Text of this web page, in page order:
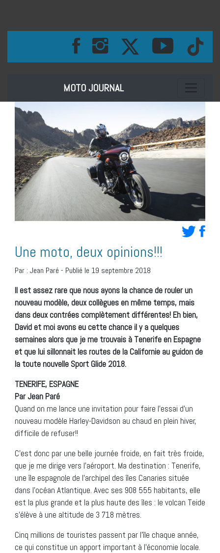
MOTO JOURNAL Toggle
Une moto, deux opinions!!!
Par : Jean Paré - Publié le 19 septembre 2018
Il est assez rare que nous ayons la chance de rouler un
nouveau modèle, deux collègues en même temps, mais
dans deux contrées complètement différentes! Eh bien,
David et moi avons eu cette chance il y a quelques
semaines alors que je me trouvais à Tenerife en Espagne
et que lui sillonnait les routes de la Californie au ­guidon de
la toute nouvelle Sport Glide 2018.
TENERIFE, ESPAGNE
Par Jean Paré
Quand on me lance une invitation pour faire l’essai d’un
nouveau modèle Harley-Davidson au chaud en plein hiver,
difficile de refuser!!
C’est donc par une belle journée froide, en fait très froide,
que je me dirige vers l’aéroport. Ma destination : Tenerife,
une île espagnole de l’archipel des îles Canaries située
dans l’océan Atlantique. Avec ses 908 555 habitants, elle
est la plus grande et la plus haute des îles : le volcan Teide
s’élève à une altitude de 3 718 mètres.
Cinq millions de touristes passent par l’île chaque année,
ce qui constitue un apport important à l’économie locale.